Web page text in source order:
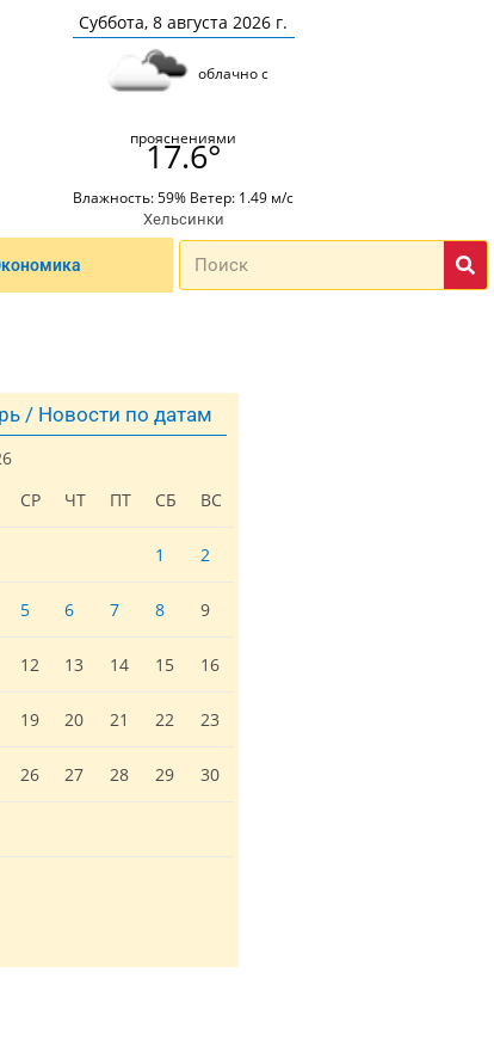
Суббота, 8 августа 2026 г.
облачно с
прояснениями
17.6°
Влажность: 59% Ветер: 1.49 м/с
Хельсинки
/ Новости по датам
СР ЧТ ПТ СБ ВС
1 2
5 6 7 8 9
12 13 14 15 16
19 20 21 22 23
26 27 28 29 30